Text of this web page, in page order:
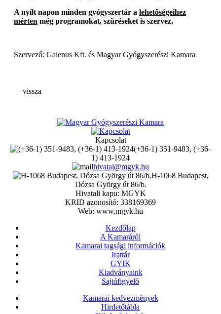
A nyílt napon minden gyógyszertár a lehetőségeihez
mérten még programokat, szűréseket is szervez.
Szervező: Galenus Kft. és Magyar Gyógyszerészi Kamara
vissza
Kapcsolat
(+36-1) 351-9483, (+36-
1) 413-1924
hivatal@mgyk.hu
H-1068 Budapest,
Dózsa György út 86/b.
Hivatali kapu: MGYK
KRID azonosító: 338169369
Web: www.mgyk.hu
Kezdőlap
A Kamaráról
Kamarai tagsági információk
Irattár
GYIK
Kiadványaink
Sajtófigyelő
Kamarai kedvezmények
Hirdetőtábla